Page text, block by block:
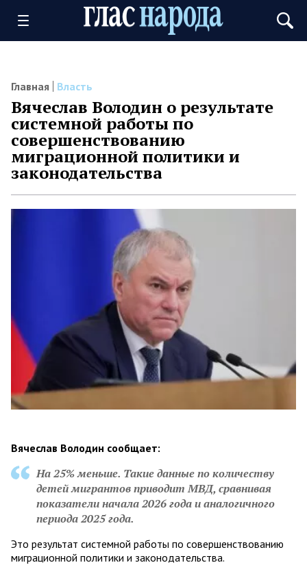
Главная Власть
Вячеслав Володин о результате
системной работы по
совершенствованию
миграционной политики и
законодательства
Вячеслав Володин сообщает:
На 25% меньше. Такие данные по количеству
детей мигрантов приводит МВД, сравнивая
показатели начала 2026 года и аналогичного
периода 2025 года.
Это результат системной работы по совершенствованию
миграционной политики и законодательства.